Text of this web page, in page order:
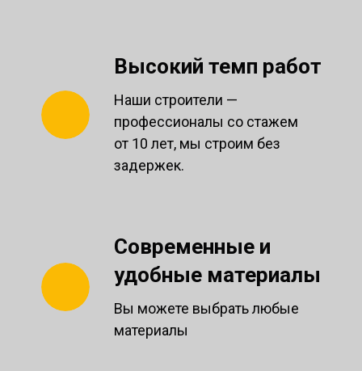
Высокий темп работ
Наши строители —
профессионалы со стажем
от 10 лет, мы строим без
задержек.
Современные и
удобные материалы
Вы можете выбрать любые
материалы